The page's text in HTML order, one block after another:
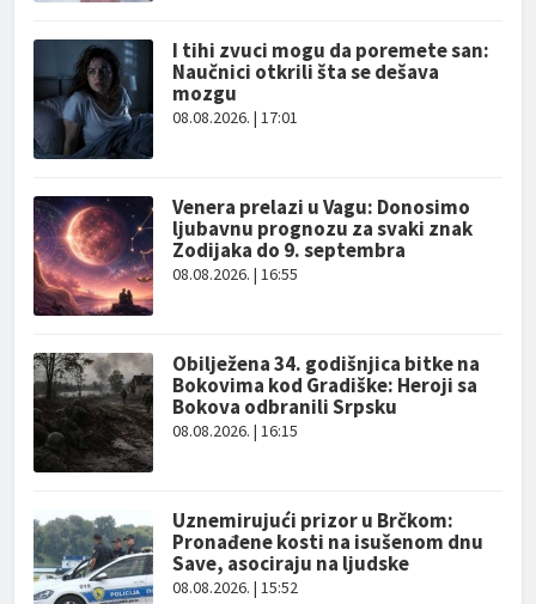
I tihi zvuci mogu da poremete san:
Naučnici otkrili šta se dešava
mozgu
08.08.2026. | 17:01
Venera prelazi u Vagu: Donosimo
ljubavnu prognozu za svaki znak
Zodijaka do 9. septembra
08.08.2026. | 16:55
Obilježena 34. godišnjica bitke na
Bokovima kod Gradiške: Heroji sa
Bokova odbranili Srpsku
08.08.2026. | 16:15
Uznemirujući prizor u Brčkom:
Pronađene kosti na isušenom dnu
Save, asociraju na ljudske
08.08.2026. | 15:52